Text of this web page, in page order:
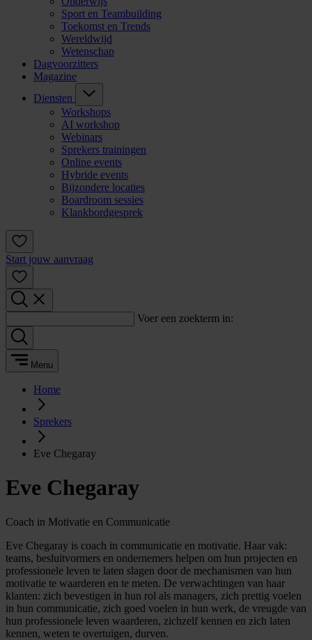
Sport en Teambuilding
Toekomst en Trends
Wereldwijd
Wetenschap
Dagvoorzitters
Magazine
Diensten
Workshops
AI workshop
Webinars
Sprekers trainingen
Online events
Hybride events
Bijzondere locaties
Boardroom sessies
Klankbordgesprek
Start jouw aanvraag
Voer een zoekterm in:
Menu
Home
Sprekers
Eve Chegaray
Eve Chegaray
Coach in Motivatie en Communicatie
Eve Chegaray is coach in communicatie en motivatie. Haar vak:
teams, besluitvormers en ondernemers helpen om hun projecten en
professionele leven te laten slagen door de mechanismen van hun
motivatie te waarderen en te meten. De verwachtingen van haar
klanten: zich bevestigen in hun rol als managers, zich prettig voelen
in hun communicatie, zich goed voelen in hun werk, de vreugde van
hun professionele leven waarderen, zichzelf kennen en zich laten
kennen, weten te overtuigen, durven.